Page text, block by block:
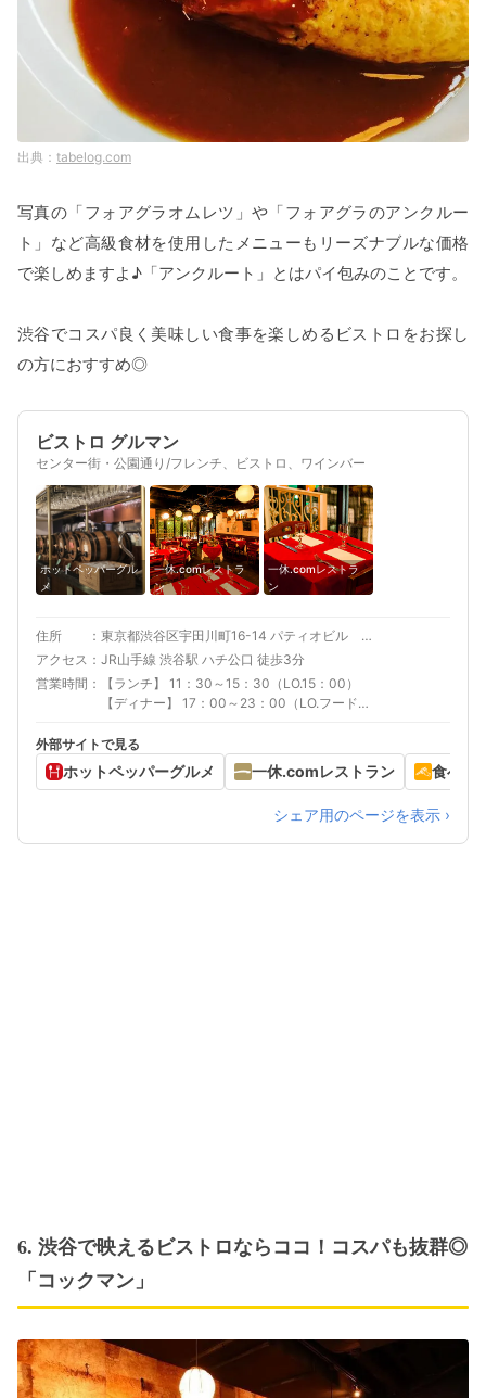
tabelog.com
写真の「フォアグラオムレツ」や「フォアグラのアンクルー
ト」など高級食材を使用したメニューもリーズナブルな価格
で楽しめますよ♪「アンクルート」とはパイ包みのことです。
渋谷でコスパ良く美味しい食事を楽しめるビストロをお探し
の方におすすめ◎
ビストロ グルマン
センター街・公園通り/フレンチ、ビストロ、ワインバー
ホットペッパーグル
メ
一休.comレストラ
ン
一休.comレストラ
ン
住所
東京都渋谷区宇田川町16-14 パティオビル ２Ｆ
アクセス
JR山手線 渋谷駅 ハチ公口 徒歩3分
営業時間
【ランチ】 11：30～15：30（LO.15：00）
【ディナー】 17：00～23：00（LO.フード
外部サイトで見る
ホットペッパーグルメ 一休.comレストラン 食べロ
シェア用のページを表示 ›
6. 渋谷で映えるビストロならココ！コスパも抜群◎
「コックマン」